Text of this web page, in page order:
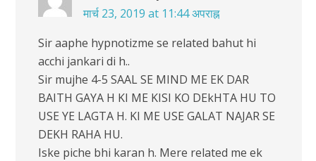
मार्च 23, 2019 at 11:44 अपराह्न
Sir aaphe hypnotizme se related bahut hi
acchi jankari di h..
Sir mujhe 4-5 SAAL SE MIND ME EK DAR
BAITH GAYA H KI ME KISI KO DEkHTA HU TO
USE YE LAGTA H. KI ME USE GALAT NAJAR SE
DEKH RAHA HU.
Iske piche bhi karan h. Mere related me ek